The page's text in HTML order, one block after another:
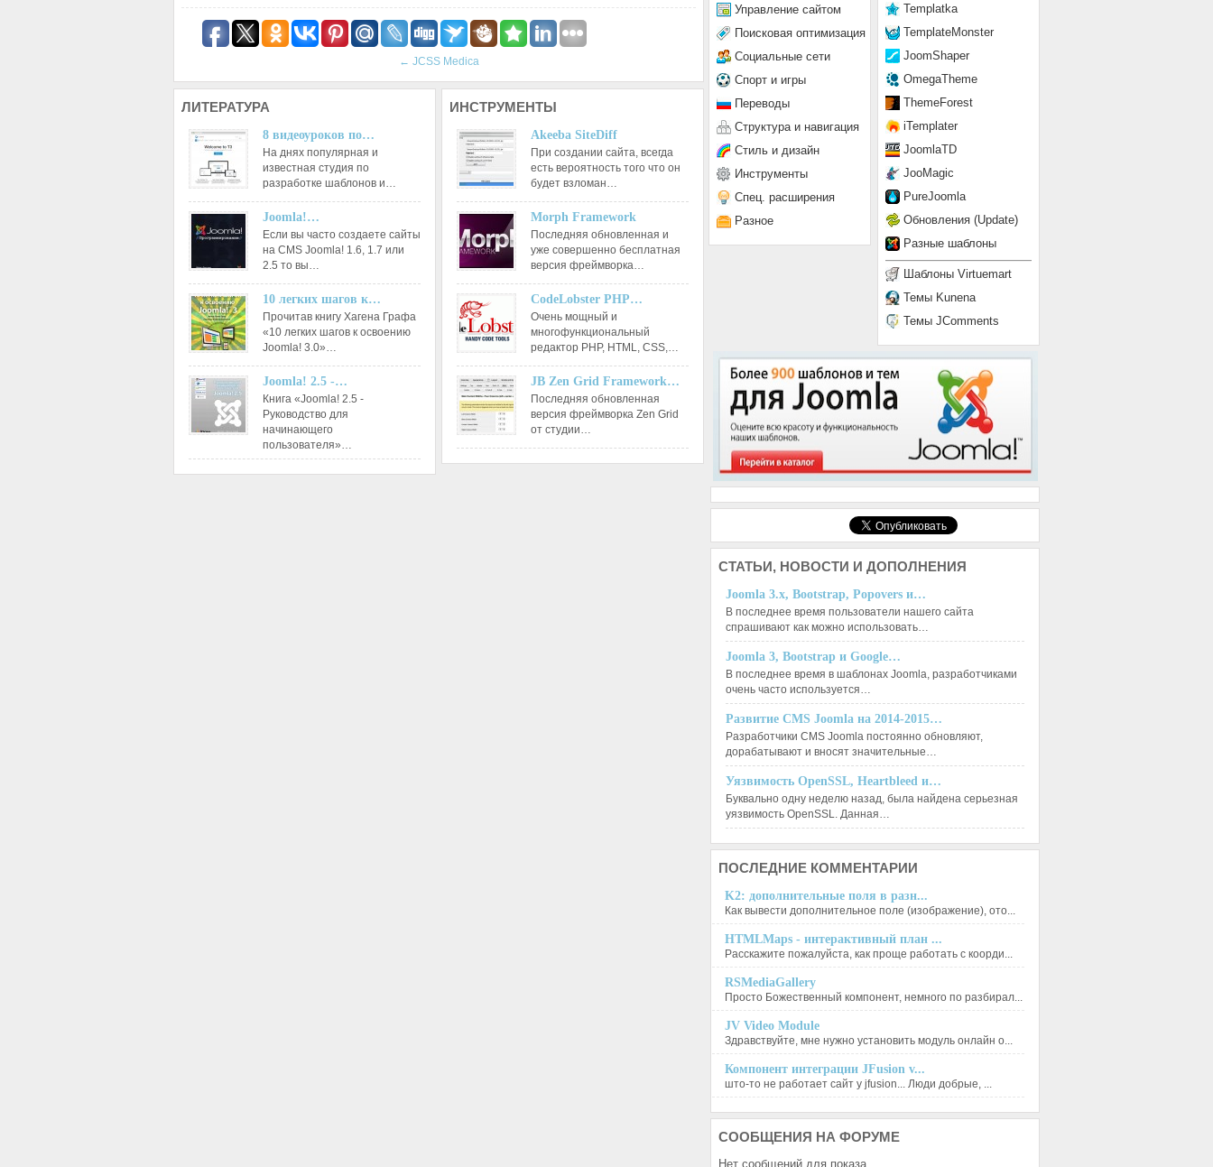
← JCSS Medica
ЛИТЕРАТУРА
8 видеоуроков по…
На днях популярная и
известная студия по
разработке шаблонов и…
Joomla!…
Если вы часто создаете сайты
на CMS Joomla! 1.6, 1.7 или
2.5 то вы…
10 легких шагов к…
Прочитав книгу Хагена Графа
«10 легких шагов к освоению
Joomla! 3.0»…
Joomla! 2.5 -…
Книга «Joomla! 2.5 -
Руководство для
начинающего
пользователя»…
ИНСТРУМЕНТЫ
Akeeba SiteDiff
При создании сайта, всегда
есть вероятность того что он
будет взломан…
Morph Framework
Последняя обновленная и
уже совершенно бесплатная
версия фреймворка…
CodeLobster PHP…
Очень мощный и
многофункциональный
редактор РНР, HTML, CSS,…
JB Zen Grid Framework…
Последняя обновленная
версия фреймворка Zen Grid
от студии…
Templatka
TemplateMonster
JoomShaper
OmegaTheme
ThemeForest
iTemplater
JoomlaTD
JooMagic
PureJoomla
Обновления (Update)
Разные шаблоны
Шаблоны Virtuemart
Темы Kunena
Темы JComments
Управление сайтом
Поисковая оптимизация
Социальные сети
Спорт и игры
Переводы
Структура и навигация
Стиль и дизайн
Инструменты
Спец. расширения
Разное
СТАТЬИ, НОВОСТИ И ДОПОЛНЕНИЯ
Joomla 3.x, Bootstrap, Popovers и…
В последнее время пользователи нашего сайта
спрашивают как можно использовать…
Joomla 3, Bootstrap и Google…
В последнее время в шаблонах Joomla, разработчиками
очень часто используется…
Развитие CMS Joomla на 2014-2015…
Разработчики CMS Joomla постоянно обновляют,
дорабатывают и вносят значительные…
Уязвимость OpenSSL, Heartbleed и…
Буквально одну неделю назад, была найдена серьезная
уязвимость OpenSSL. Данная…
ПОСЛЕДНИЕ КОММЕНТАРИИ
K2: дополнительные поля в разн...
Как вывести дополнительное поле (изображение), ото...
HTMLMaps - интерактивный план ...
Расскажите пожалуйста, как проще работать с коорди...
RSMediaGallery
Просто Божественный компонент, немного по разбирал...
JV Video Module
Здравствуйте, мне нужно установить модуль онлайн о...
Компонент интеграции JFusion v...
што-то не работает сайт у jfusion... Люди добрые, ...
СООБЩЕНИЯ НА ФОРУМЕ
Нет сообщений для показа